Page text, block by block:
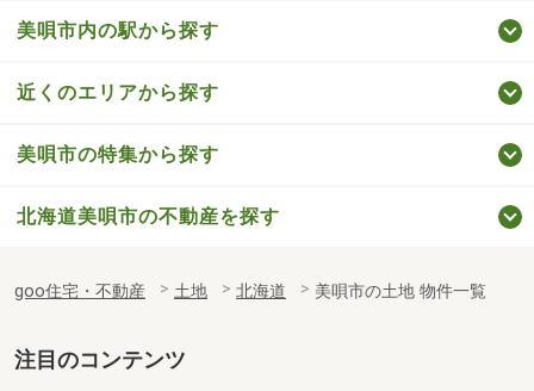
美唄市内の駅から探す
近くのエリアから探す
美唄市の特集から探す
北海道美唄市の不動産を探す
goo住宅・不動産 土地 北海道 美唄市の土地 物件一覧
注目のコンテンツ